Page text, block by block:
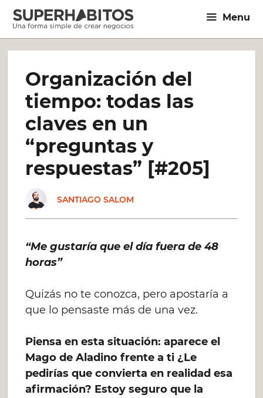
Saltar
contenido
Menu
Organización del
tiempo: todas las
claves en un
“preguntas y
respuestas” [#205]
SANTIAGO SALOM
“Me gustaría que el día fuera de 48
horas”
Quizás no te conozca, pero apostaría a
que lo pensaste más de una vez.
Piensa en esta situación: aparece el
Mago de Aladino frente a ti ¿Le
pedirías que convierta en realidad esa
afirmación? Estoy seguro que la